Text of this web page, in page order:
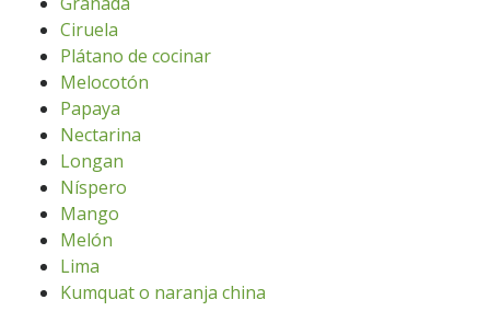
Ciruela
Plátano de cocinar
Melocotón
Papaya
Nectarina
Longan
Níspero
Mango
Melón
Lima
Kumquat o naranja china